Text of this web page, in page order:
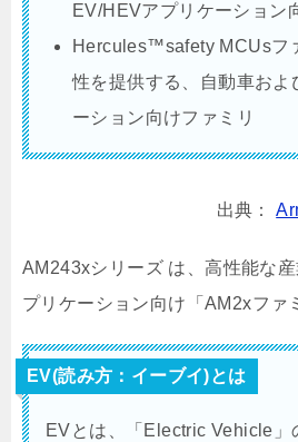
EV/HEVアプリケーション
Hercules™safety MCUsフ
性を提供する、自動車およ
ーション向けファミリ
出典：
AM243xシリーズ は、高性能な
プリケーション向け「AM2xファ
EV(読み方：イーブイ)とは
EVとは、「Electric Vehicle」